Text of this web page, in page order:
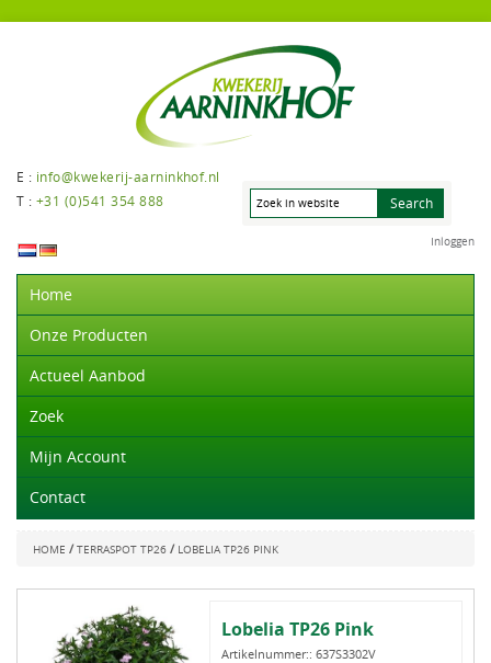
E : info@kwekerij-aarninkhof.nl
T : +31 (0)541 354 888
Inloggen
Home
Onze Producten
Actueel Aanbod
Zoek
Mijn Account
Contact
HOME / TERRASPOT TP26 / LOBELIA TP26 PINK
Lobelia TP26 Pink
Artikelnummer:: 637S3302V